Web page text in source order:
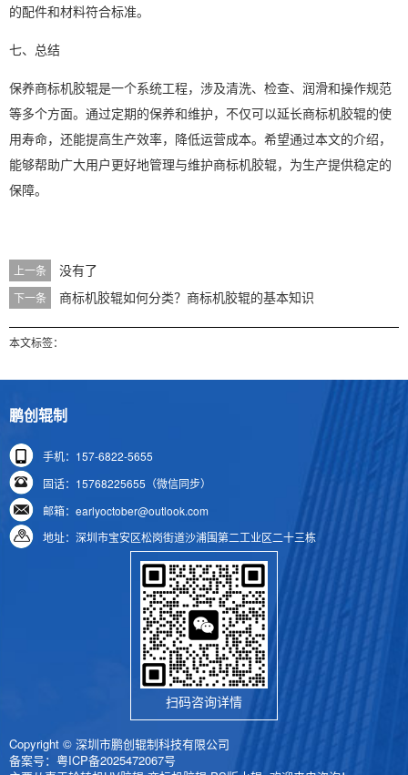
的配件和材料符合标准。
七、总结
保养商标机胶辊是一个系统工程，涉及清洗、检查、润滑和操作规范
等多个方面。通过定期的保养和维护，不仅可以延长商标机胶辊的使
用寿命，还能提高生产效率，降低运营成本。希望通过本文的介绍，
能够帮助广大用户更好地管理与维护商标机胶辊，为生产提供稳定的
保障。
上一条 没有了
下一条 商标机胶辊如何分类？商标机胶辊的基本知识
本文标签：
鹏创辊制
手机：157-6822-5655
固话：15768225655（微信同步）
邮箱：earlyoctober@outlook.com
地址：深圳市宝安区松岗街道沙浦围第二工业区二十三栋
扫码咨询详情
Copyright © 深圳市鹏创辊制科技有限公司
备案号： 粤ICP备2025472067号